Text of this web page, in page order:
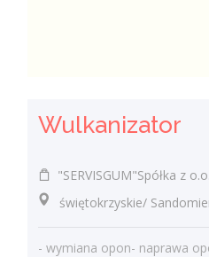
Wulkanizator
"SERVISGUM"Spółka z o.o.
świętokrzyskie/
- wymiana opon- naprawa